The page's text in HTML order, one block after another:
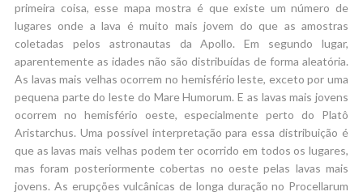
primeira coisa, esse mapa mostra é que existe um número de
lugares onde a lava é muito mais jovem do que as amostras
coletadas pelos astronautas da Apollo. Em segundo lugar,
aparentemente as idades não são distribuídas de forma aleatória.
As lavas mais velhas ocorrem no hemisfério leste, exceto por uma
pequena parte do leste do Mare Humorum. E as lavas mais jovens
ocorrem no hemisfério oeste, especialmente perto do Platô
Aristarchus. Uma possível interpretação para essa distribuição é
que as lavas mais velhas podem ter ocorrido em todos os lugares,
mas foram posteriormente cobertas no oeste pelas lavas mais
jovens. As erupções vulcânicas de longa duração no Procellarum